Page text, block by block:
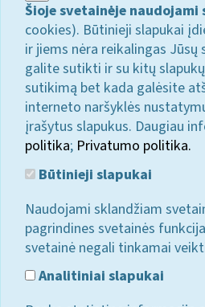
Šioje svetainėje naudojami
cookies). Būtinieji slapukai
ir jiems nėra reikalingas
galite sutikti ir su kitų
sutikimą bet kada galėsite
interneto naršyklės
įrašytus slapukus. Daugiau
politika; Privatumo politika.
Būtinieji slapukai
Naudojami sklandžiam
pagrindines svetainės
svetainė negali tinkamai
Analitiniai slapukai